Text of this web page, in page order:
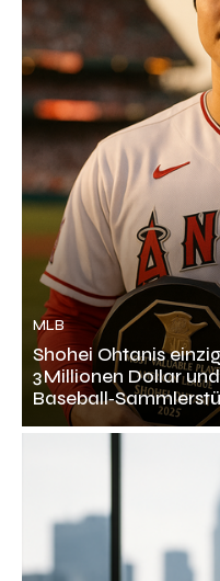
MLB
Shohei Ohtanis
3 Millionen Dollar